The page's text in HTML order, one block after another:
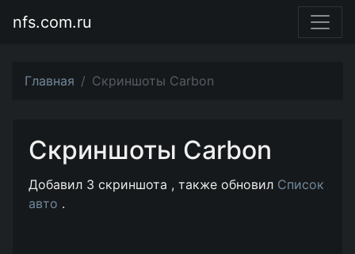
nfs.com.ru
Главная Скриншоты Carbon
Скриншоты Carbon
Добавил 3 скриншота , также обновил Список
авто .